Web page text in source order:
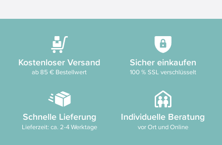
Kostenloser Versand
ab 85 € Bestellwert
Sicher einkaufen
100 % SSL verschlüsselt
Schnelle Lieferung
Lieferzeit: ca. 2-4 Werktage
Individuelle Beratung
vor Ort und Online